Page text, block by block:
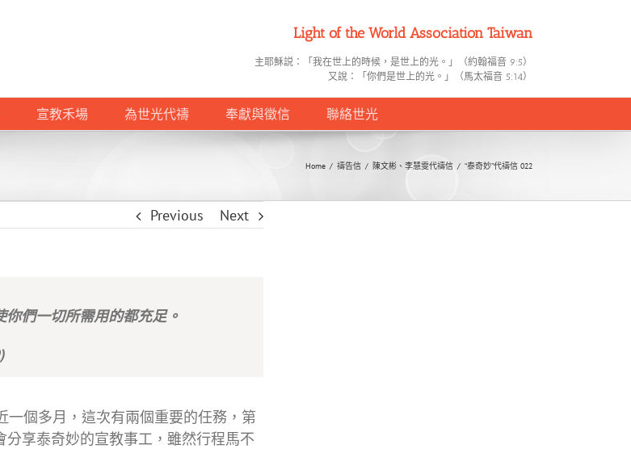
Light of the World Association Taiwan
主耶穌説：「我在世上的時候，是世上的光。」（約翰福音 9:5）
又說：「你們是世上的光。」（馬太福音 5:14）
宣教禾場 為世光代禱 奉獻與徵信 聯絡世光
Home / 禱告信 / 陳文彬、李慧雯代禱信 / “泰奇妙”代禱信 022
Previous Next
們一切所需用的都充足。
個多月，這次有兩個重要的任務，第
享泰奇妙的宣教事工，雖然行程馬不